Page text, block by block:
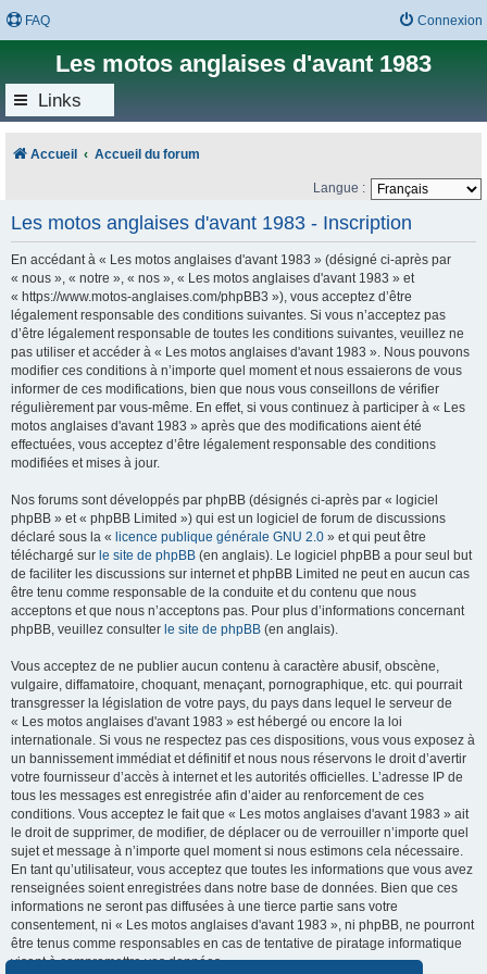
FAQ Connexion
Les motos anglaises d'avant 1983
Links
Accueil Accueil du forum
Langue :
Les motos anglaises d'avant 1983 - Inscription
En accédant à « Les motos anglaises d'avant 1983 » (désigné ci-après par
« nous », « notre », « nos », « Les motos anglaises d'avant 1983 » et
« https://www.motos-anglaises.com/phpBB3 »), vous acceptez d’être
légalement responsable des conditions suivantes. Si vous n’acceptez pas
d’être légalement responsable de toutes les conditions suivantes, veuillez ne
pas utiliser et accéder à « Les motos anglaises d'avant 1983 ». Nous pouvons
modifier ces conditions à n’importe quel moment et nous essaierons de vous
informer de ces modifications, bien que nous vous conseillons de vérifier
régulièrement par vous-même. En effet, si vous continuez à participer à « Les
motos anglaises d'avant 1983 » après que des modifications aient été
effectuées, vous acceptez d’être légalement responsable des conditions
modifiées et mises à jour.
Nos forums sont développés par phpBB (désignés ci-après par « logiciel
phpBB » et « phpBB Limited ») qui est un logiciel de forum de discussions
déclaré sous la « licence publique générale GNU 2.0 » et qui peut être
téléchargé sur le site de phpBB (en anglais). Le logiciel phpBB a pour seul but
de faciliter les discussions sur internet et phpBB Limited ne peut en aucun cas
être tenu comme responsable de la conduite et du contenu que nous
acceptons et que nous n’acceptons pas. Pour plus d’informations concernant
phpBB, veuillez consulter le site de phpBB (en anglais).
Vous acceptez de ne publier aucun contenu à caractère abusif, obscène,
vulgaire, diffamatoire, choquant, menaçant, pornographique, etc. qui pourrait
transgresser la législation de votre pays, du pays dans lequel le serveur de
« Les motos anglaises d'avant 1983 » est hébergé ou encore la loi
internationale. Si vous ne respectez pas ces dispositions, vous vous exposez à
un bannissement immédiat et définitif et nous nous réservons le droit d’avertir
votre fournisseur d’accès à internet et les autorités officielles. L’adresse IP de
tous les messages est enregistrée afin d’aider au renforcement de ces
conditions. Vous acceptez le fait que « Les motos anglaises d'avant 1983 » ait
le droit de supprimer, de modifier, de déplacer ou de verrouiller n’importe quel
sujet et message à n’importe quel moment si nous estimons cela nécessaire.
En tant qu’utilisateur, vous acceptez que toutes les informations que vous avez
renseignées soient enregistrées dans notre base de données. Bien que ces
informations ne seront pas diffusées à une tierce partie sans votre
consentement, ni « Les motos anglaises d'avant 1983 », ni phpBB, ne pourront
être tenus comme responsables en cas de tentative de piratage informatique
visant à compromettre vos données.